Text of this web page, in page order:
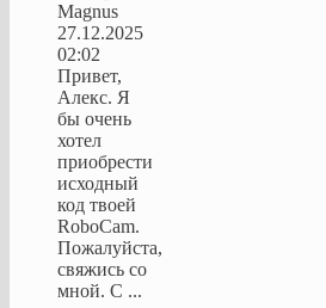
Magnus
27.12.2025
02:02
Привет,
Алекс. Я
бы очень
хотел
приобрести
исходный
код твоей
RoboCam.
Пожалуйста,
свяжись со
мной. С ...